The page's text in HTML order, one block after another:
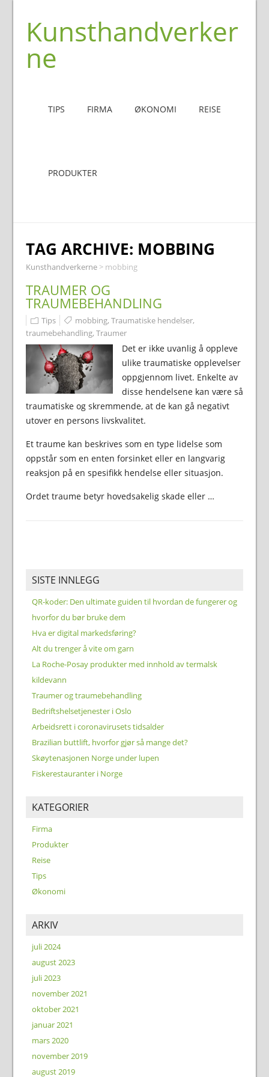
Kunsthandverker
ne
TIPS FIRMA ØKONOMI REISE
PRODUKTER
TAG ARCHIVE: MOBBING
Kunsthandverkerne> mobbing
TRAUMER OG
TRAUMEBEHANDLING
Tips mobbing, Traumatiske hendelser,
traumebehandling, Traumer
Det er ikke uvanlig å oppleve
ulike traumatiske opplevelser
oppgjennom livet. Enkelte av
disse hendelsene kan være så
traumatiske og skremmende, at de kan gå negativt
utover en persons livskvalitet.
Et traume kan beskrives som en type lidelse som
oppstår som en enten forsinket eller en langvarig
reaksjon på en spesifikk hendelse eller situasjon.
Ordet traume betyr hovedsakelig skade eller …
SISTE INNLEGG
QR-koder: Den ultimate guiden til hvordan de fungerer og
hvorfor du bør bruke dem
Hva er digital markedsføring?
Alt du trenger å vite om garn
La Roche-Posay produkter med innhold av termalsk
kildevann
Traumer og traumebehandling
Bedriftshelsetjenester i Oslo
Arbeidsrett i coronavirusets tidsalder
Brazilian buttlift, hvorfor gjør så mange det?
Skøytenasjonen Norge under lupen
Fiskerestauranter i Norge
KATEGORIER
Firma
Produkter
Reise
Tips
Økonomi
ARKIV
juli 2024
august 2023
juli 2023
november 2021
oktober 2021
januar 2021
mars 2020
november 2019
august 2019